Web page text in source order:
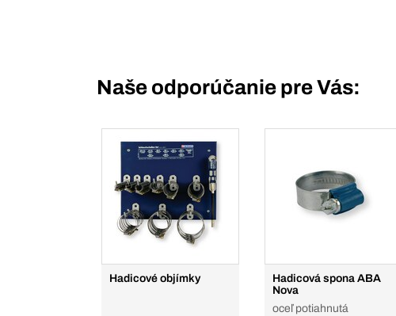
Naše odporúčanie pre Vás:
Hadicové objímky
Hadicová spona ABA
Nova
oceľ potiahnutá